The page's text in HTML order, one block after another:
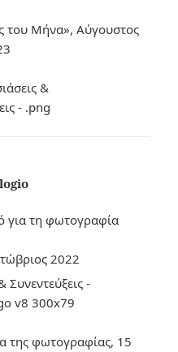
του Μήνα», Αύγουστος
για τη φωτογραφία
2022
της φωτογραφίας, 15